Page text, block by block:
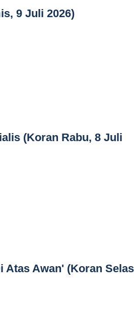
9 Juli 2026)
(Koran Rabu, 8 Juli
Awan' (Koran